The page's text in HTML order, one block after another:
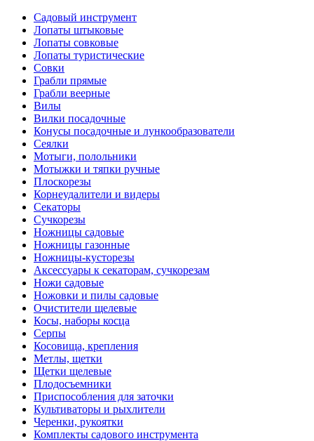
Садовый инструмент
Лопаты штыковые
Лопаты совковые
Лопаты туристические
Совки
Грабли прямые
Грабли веерные
Вилы
Вилки посадочные
Конусы посадочные и лункообразователи
Сеялки
Мотыги, полольники
Мотыжки и тяпки ручные
Плоскорезы
Корнеудалители и видеры
Секаторы
Сучкорезы
Ножницы садовые
Ножницы газонные
Ножницы-кусторезы
Аксессуары к секаторам, сучкорезам
Ножи садовые
Ножовки и пилы садовые
Очистители щелевые
Косы, наборы косца
Серпы
Косовища, крепления
Метлы, щетки
Щетки щелевые
Плодосъемники
Приспособления для заточки
Культиваторы и рыхлители
Черенки, рукоятки
Комплекты садового инструмента